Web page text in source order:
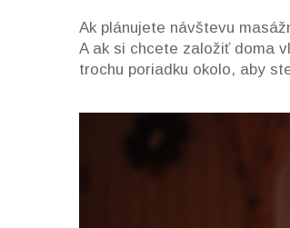
Ak plánujete návštevu
A ak si chcete založiť doma
trochu poriadku okolo, aby